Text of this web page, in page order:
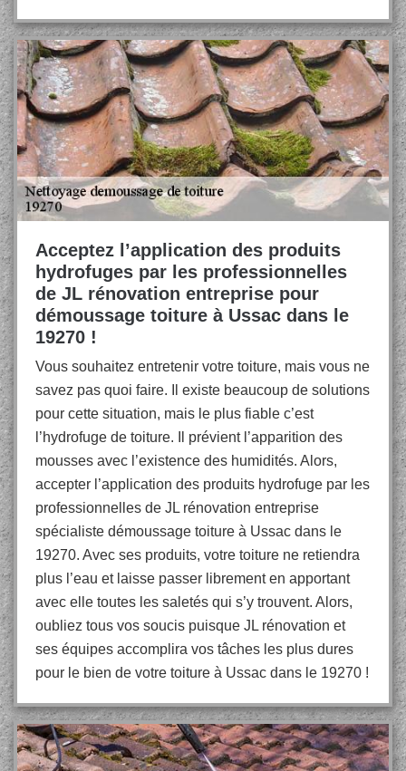
Acceptez l’application des produits
hydrofuges par les professionnelles
de JL rénovation entreprise pour
démoussage toiture à Ussac dans le
19270 !
Vous souhaitez entretenir votre toiture, mais vous ne
savez pas quoi faire. Il existe beaucoup de solutions
pour cette situation, mais le plus fiable c’est
l’hydrofuge de toiture. Il prévient l’apparition des
mousses avec l’existence des humidités. Alors,
accepter l’application des produits hydrofuge par les
professionnelles de JL rénovation entreprise
spécialiste démoussage toiture à Ussac dans le
19270. Avec ses produits, votre toiture ne retiendra
plus l’eau et laisse passer librement en apportant
avec elle toutes les saletés qui s’y trouvent. Alors,
oubliez tous vos soucis puisque JL rénovation et
ses équipes accomplira vos tâches les plus dures
pour le bien de votre toiture à Ussac dans le 19270 !